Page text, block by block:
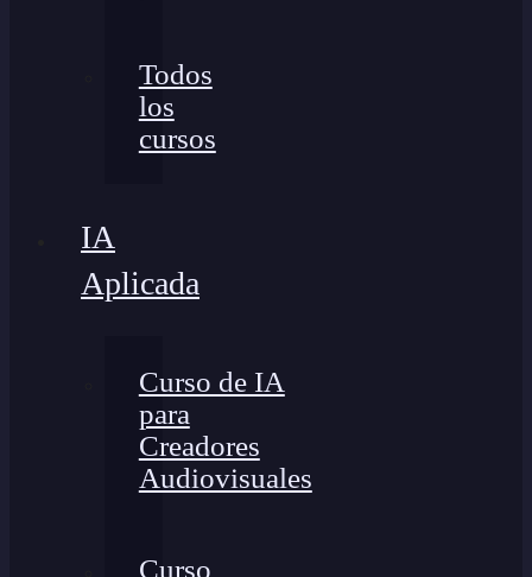
Todos
los
cursos
IA
Aplicada
Curso de IA
para
Creadores
Audiovisuales
Curso